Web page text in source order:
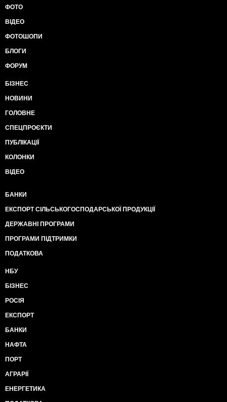
ФОТО
ВІДЕО
ФОТОШОПИ
БЛОГИ
ФОРУМ
БІЗНЕС
НОВИНИ
ГОЛОВНЕ
СПЕЦПРОЄКТИ
ПУБЛІКАЦІЇ
КОЛОНКИ
ВІДЕО
БАНКИ
ЕКСПОРТ СІЛЬСЬКОГОСПОДАРСЬКОЇ ПРОДУКЦІЇ
ДЕРЖАВНІ ПРОГРАМИ
ПРОГРАМИ ПІДТРИМКИ
ПОДАТКОВА
НБУ
БІЗНЕС
РОСІЯ
ЕКСПОРТ
БАНКИ
НАФТА
ПОРТ
АГРАРІЇ
ЕНЕРГЕТИКА